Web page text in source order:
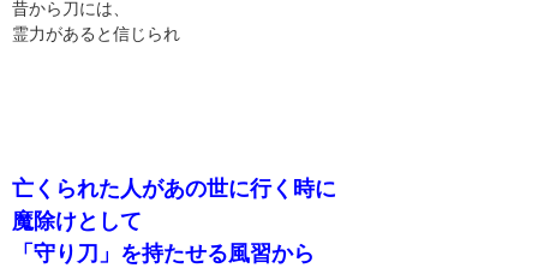
昔から刀には、
霊力があると信じられ
亡くられた人があの世に行く時に
魔除けとして
「守り刀」を持たせる風習から